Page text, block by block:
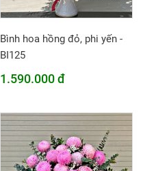
Bình hoa hồng đỏ, phi yến -
BI125
1.590.000 đ